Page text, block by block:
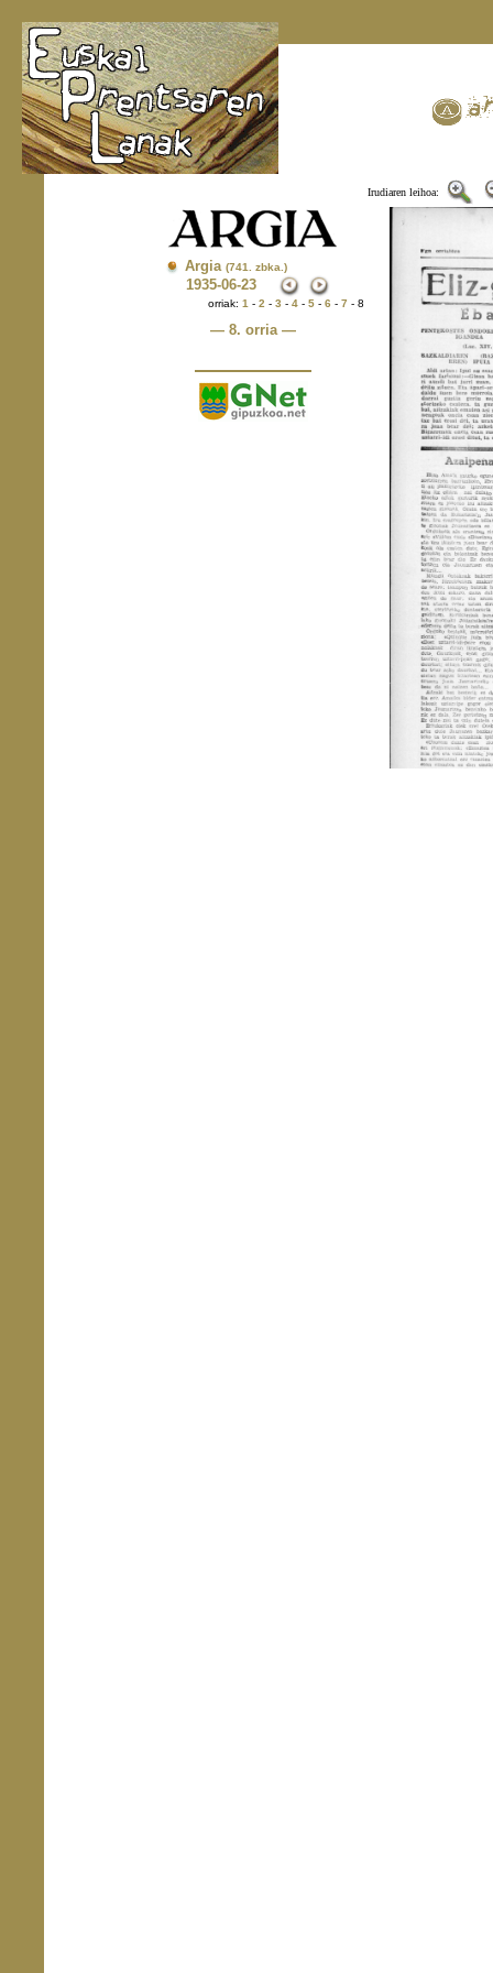
Irudiaren leihoa:
Argia (741. zbka.)
1935-06-23
orriak: 1 - 2 - 3 - 4 - 5 - 6 - 7 - 8
— 8. orria —